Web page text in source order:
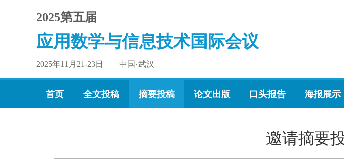
2025第五届
应用数学与信息技术国际会议
2025年11月21-23日 中国·武汉
首页 全文投稿 摘要投稿 论文出版 口头报告 海报展示
邀请摘要